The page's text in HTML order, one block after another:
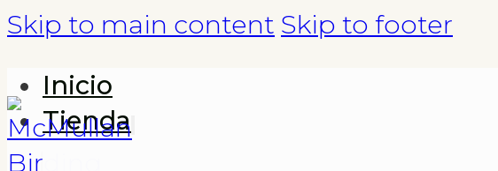
Skip to main content Skip to footer
Inicio
Tienda